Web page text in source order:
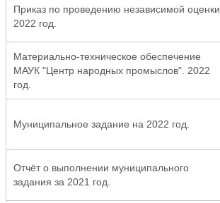
Приказ по проведению независимой оценки.
2022 год.
Материально-техническое обеспечение
МАУК "Центр народных промыслов". 2022
год.
Муниципальное задание на 2022 год.
Отчёт о выполнении муниципального
задания за 2021 год.